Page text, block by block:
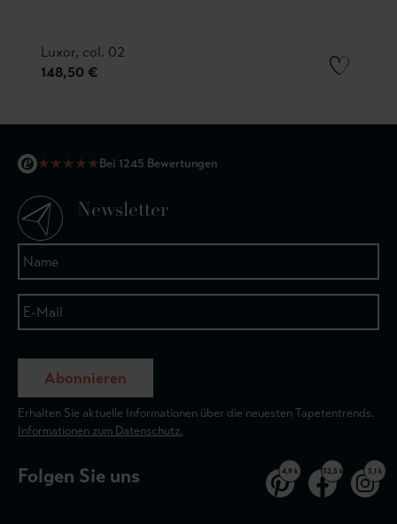
Luxor, col. 02
148,50 €
★★★★★Bei 1245 Bewertungen
Newsletter
Abonnieren
Erhalten Sie aktuelle Informationen über die neuesten Tapetentrends.
Informationen zum Datenschutz.
Folgen Sie uns 4,9 k 32,5 k 3,1 k